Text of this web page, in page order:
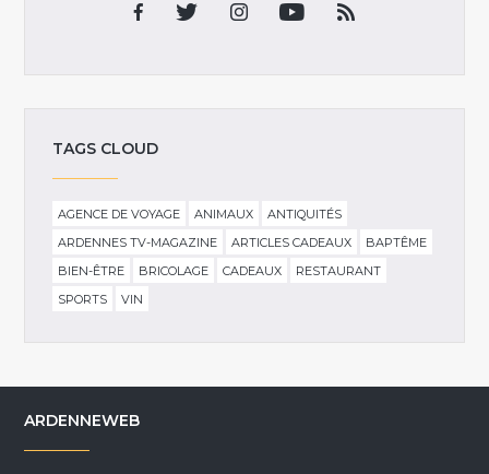
TAGS CLOUD
AGENCE DE VOYAGE ANIMAUX
ANTIQUITÉS
ARDENNES TV-MAGAZINE
ARTICLES CADEAUX
BAPTÊME
BIEN-ÊTRE
BRICOLAGE CADEAUX
RESTAURANT
SPORTS
VIN
ARDENNEWEB